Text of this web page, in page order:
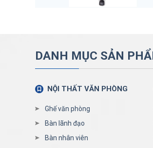
DANH MỤC SẢN
NỘI THẤT VĂN PHÒNG
Ghế văn phòng
Bàn lãnh đạo
Bàn nhân viên